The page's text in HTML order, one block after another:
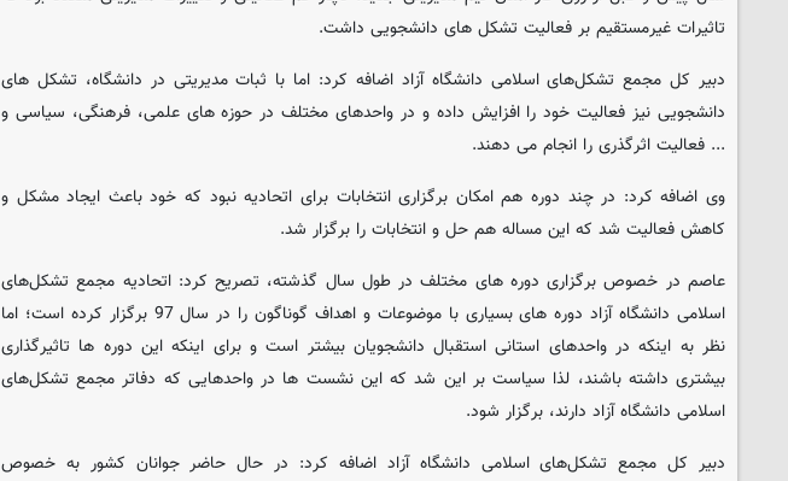
تاثیرات غیرمستقیم بر فعالیت تشکل های دانشجویی داشت.
دبیر کل مجمع تشکل‌های اسلامی دانشگاه آزاد اضافه کرد: اما با ثبات مدیریتی در دانشگاه، تشکل های
دانشجویی نیز فعالیت خود را افزایش داده و در واحدهای مختلف در حوزه های علمی، فرهنگی، سیاسی و
... فعالیت اثرگذری را انجام می دهند.
وی اضافه کرد: در چند دوره هم امکان برگزاری انتخابات برای اتحادیه نبود که خود باعث ایجاد مشکل و
کاهش فعالیت شد که این مساله هم حل و انتخابات را برگزار شد.
عاصم در خصوص برگزاری دوره های مختلف در طول سال گذشته، تصریح کرد: اتحادیه مجمع تشکل‌های
اسلامی دانشگاه آزاد دوره های بسیاری با موضوعات و اهداف گوناگون را در سال 97 برگزار کرده است؛ اما
نظر به اینکه در واحدهای استانی استقبال دانشجویان بیشتر است و برای اینکه این دوره ها تاثیرگذاری
بیشتری داشته باشند، لذا سیاست بر این شد که این نشست ها در واحدهایی که دفاتر مجمع تشکل‌های
اسلامی دانشگاه آزاد دارند، برگزار شود.
دبیر کل مجمع تشکل‌های اسلامی دانشگاه آزاد اضافه کرد: در حال حاضر جوانان کشور به خصوص